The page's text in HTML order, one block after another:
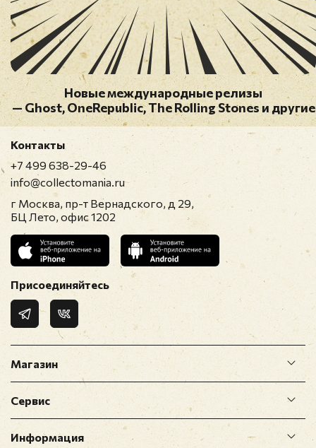
Новые международные релизы
— Ghost, OneRepublic, The Rolling Stones и другие
Магазин
Сервис
Информация
Контакты
+7 499 638-29-46
info@collectomania.ru
г Москва, пр-т Вернадского, д 29,
БЦ Лето, офис 1202
Присоединяйтесь